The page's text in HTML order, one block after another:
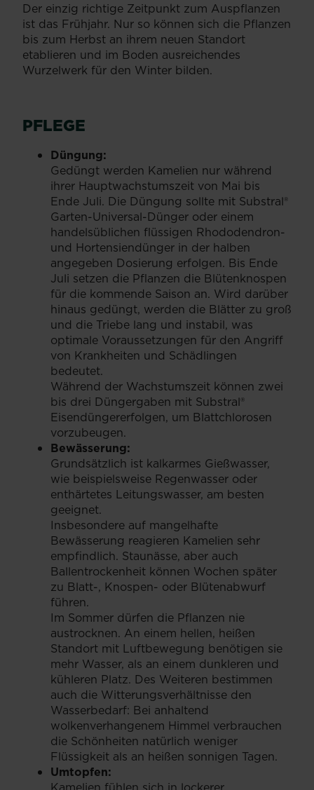
Der einzig richtige Zeitpunkt zum Auspflanzen
ist das Frühjahr. Nur so können sich die Pflanzen
bis zum Herbst an ihrem neuen Standort
etablieren und im Boden ausreichendes
Wurzelwerk für den Winter bilden.
PFLEGE
Düngung:
Gedüngt werden Kamelien nur während
ihrer Hauptwachstumszeit von Mai bis
Ende Juli. Die Düngung sollte mit Substral®
Garten-Universal-Dünger oder einem
handelsüblichen flüssigen Rhododendron-
und Hortensiendünger in der halben
angegeben Dosierung erfolgen. Bis Ende
Juli setzen die Pflanzen die Blütenknospen
für die kommende Saison an. Wird darüber
hinaus gedüngt, werden die Blätter zu groß
und die Triebe lang und instabil, was
optimale Voraussetzungen für den Angriff
von Krankheiten und Schädlingen
bedeutet.
Während der Wachstumszeit können zwei
bis drei Düngergaben mit Substral®
Eisendüngererfolgen, um Blattchlorosen
vorzubeugen.
Bewässerung:
Grundsätzlich ist kalkarmes Gießwasser,
wie beispielsweise Regenwasser oder
enthärtetes Leitungswasser, am besten
geeignet.
Insbesondere auf mangelhafte
Bewässerung reagieren Kamelien sehr
empfindlich. Staunässe, aber auch
Ballentrockenheit können Wochen später
zu Blatt-, Knospen- oder Blütenabwurf
führen.
Im Sommer dürfen die Pflanzen nie
austrocknen. An einem hellen, heißen
Standort mit Luftbewegung benötigen sie
mehr Wasser, als an einem dunkleren und
kühleren Platz. Des Weiteren bestimmen
auch die Witterungsverhältnisse den
Wasserbedarf: Bei anhaltend
wolkenverhangenem Himmel verbrauchen
die Schönheiten natürlich weniger
Flüssigkeit als an heißen sonnigen Tagen.
Umtopfen: